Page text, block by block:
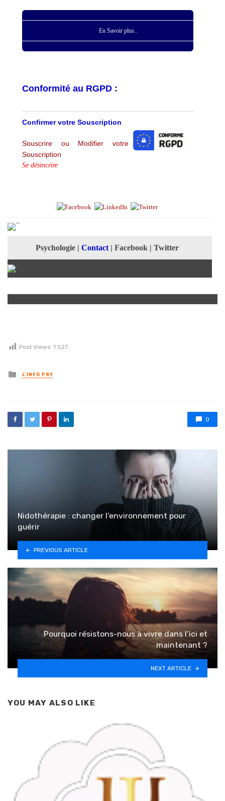
En Savoir plus..
Conformité au RGPD :
Confirmer votre Souscription
Souscrire ou Modifier votre
Souscription
Se désincrire
Psychologie| Contact| Facebook| Twitter
Post Views: 1 527
Posted in
L'INFO PSY
0
Nidothérapie : changer l’environnement pour
guérir
PREVIOUS ARTICLE
Pourquoi résistons-nous à vivre dans l’ici et
maintenant ?
NEXT ARTICLE
YOU MAY ALSO LIKE